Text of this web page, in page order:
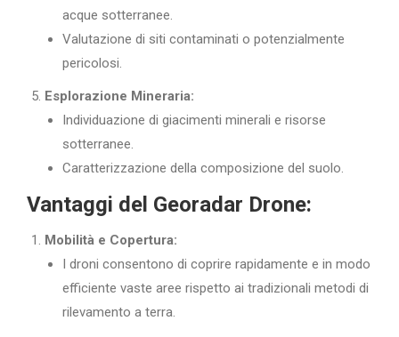
acque sotterranee.
Valutazione di siti contaminati o potenzialmente
pericolosi.
Esplorazione Mineraria:
Individuazione di giacimenti minerali e risorse
sotterranee.
Caratterizzazione della composizione del suolo.
Vantaggi del Georadar Drone:
Mobilità e Copertura:
I droni consentono di coprire rapidamente e in modo
efficiente vaste aree rispetto ai tradizionali metodi di
rilevamento a terra.